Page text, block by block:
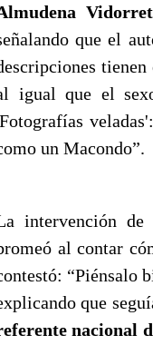
que el
igual que el
un Macondo”.
intervención de
al contar
“Piénsalo
que
nacional